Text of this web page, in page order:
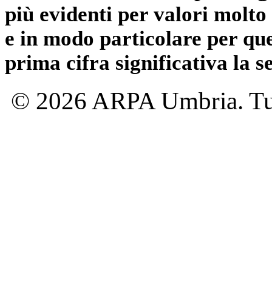
più evidenti per valori
e in modo particolare per
prima cifra significativa la
© 2026 ARPA Umbria.